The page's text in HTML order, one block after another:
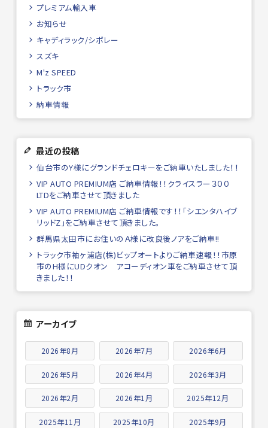
プレミアム輸入車
お知らせ
キャディラック/シボレー
スズキ
M'z SPEED
トラック市
納車情報
最近の投稿
仙台市のY様にグランドチェロキーをご納車いたしました！！
VIP AUTO PREMIUM店 ご納車情報！！クライスラー３００
LTDをご納車させて頂きました
VIP AUTO PREMIUM店 ご納車情報です！！「シエンタハイブ
リッドZ」をご納車させて頂きました。
群馬県太田市にお住いのＡ様に改良後ノアをご納車!!
トラック市袖ヶ浦店(株)ビップオートよりご納車速報！！市原
市のH様にUDクオン アコーディオン車をご納車させて頂
きました！！
アーカイブ
2026年8月 2026年7月 2026年6月
2026年5月 2026年4月 2026年3月
2026年2月 2026年1月 2025年12月
2025年11月 2025年10月 2025年9月